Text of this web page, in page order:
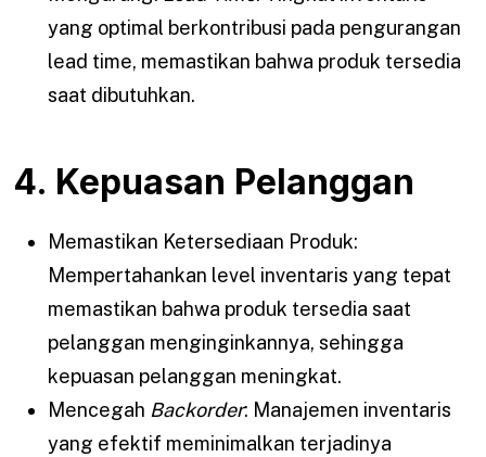
yang optimal berkontribusi pada pengurangan
lead time, memastikan bahwa produk tersedia
saat dibutuhkan.
4. Kepuasan Pelanggan
Memastikan Ketersediaan Produk:
Mempertahankan level inventaris yang tepat
memastikan bahwa produk tersedia saat
pelanggan menginginkannya, sehingga
kepuasan pelanggan meningkat.
Mencegah Backorder: Manajemen inventaris
yang efektif meminimalkan terjadinya